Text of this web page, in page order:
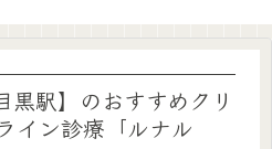
黒駅】のおすすめクリ
イン診療「ルナル